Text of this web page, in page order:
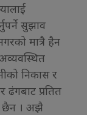
सुझाव
मात्रै हैन
निकास र
प्रतित
छैन । अझै